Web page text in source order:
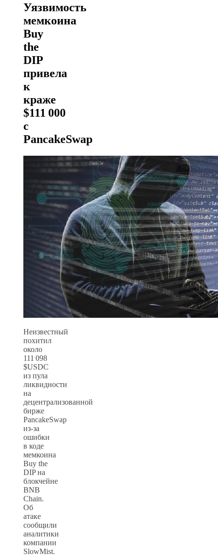
Уязвимость
мемкоина
Buy
the
DIP
привела
к
краже
$111 000
с
PancakeSwap
Неизвестный
похитил
около
111 098
$USDC
из пула
ликвидности
на
децентрализованной
бирже
PancakeSwap
из‑за
ошибки
в коде
мемкоина
Buy the
DIP на
блокчейне
BNB
Chain.
Об
атаке
сообщили
аналитики
компании
SlowMist.